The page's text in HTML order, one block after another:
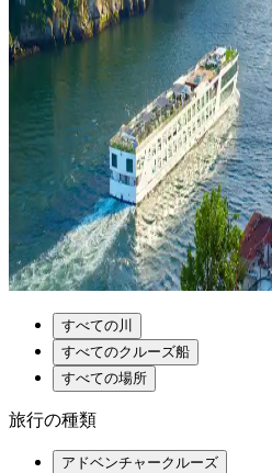
すべての川
すべてのクルーズ船
すべての場所
旅行の種類
アドベンチャークルーズ